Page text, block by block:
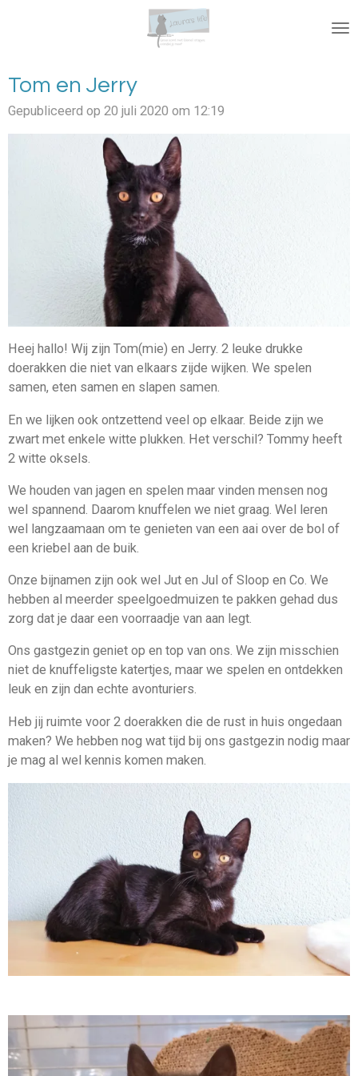
de
hoofdinhoud
Tom en Jerry
Gepubliceerd op 20 juli 2020 om 12:19
Heej hallo! Wij zijn Tom(mie) en Jerry. 2 leuke drukke
doerakken die niet van elkaars zijde wijken. We spelen
samen, eten samen en slapen samen.
En we lijken ook ontzettend veel op elkaar. Beide zijn we
zwart met enkele witte plukken. Het verschil? Tommy heeft
2 witte oksels.
We houden van jagen en spelen maar vinden mensen nog
wel spannend. Daarom knuffelen we niet graag. Wel leren
wel langzaamaan om te genieten van een aai over de bol of
een kriebel aan de buik.
Onze bijnamen zijn ook wel Jut en Jul of Sloop en Co. We
hebben al meerder speelgoedmuizen te pakken gehad dus
zorg dat je daar een voorraadje van aan legt.
Ons gastgezin geniet op en top van ons. We zijn misschien
niet de knuffeligste katertjes, maar we spelen en ontdekken
leuk en zijn dan echte avonturiers.
Heb jij ruimte voor 2 doerakken die de rust in huis ongedaan
maken? We hebben nog wat tijd bij ons gastgezin nodig maar
je mag al wel kennis komen maken.